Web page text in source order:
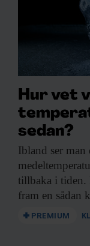
Hur vet
sedan?
Ibland ser man
tillbaka i tiden.
fram en sådan
PREMIUM